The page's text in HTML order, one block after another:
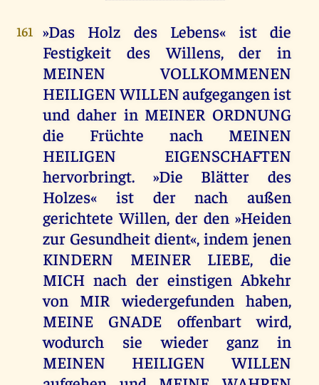
161
»Das Holz des Lebens« ist die
Festigkeit des Willens, der in
MEINEN VOLLKOMMENEN
HEILIGEN WILLEN aufgegangen ist
und daher in MEINER ORDNUNG
die Früchte nach MEINEN
HEILIGEN EIGENSCHAFTEN
hervorbringt. »Die Blätter des
Holzes« ist der nach außen
gerichtete Willen, der den »Heiden
zur Gesundheit dient«, indem jenen
KINDERN MEINER LIEBE, die
MICH nach der einstigen Abkehr
von MIR wiedergefunden haben,
MEINE GNADE offenbart wird,
wodurch sie wieder ganz in
MEINEN HEILIGEN WILLEN